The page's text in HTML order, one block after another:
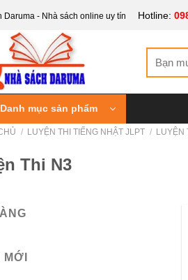
Daruma - Nhà sách online uy tín Hotline:
kiếm:
Danh mục sản phẩm
/ LUYỆN THI TIẾNG NHẬT JLPT / LUYỆN
Thi N3